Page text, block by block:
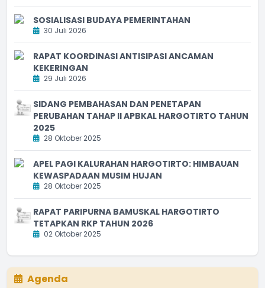
SOSIALISASI BUDAYA PEMERINTAHAN
30 Juli 2026
RAPAT KOORDINASI ANTISIPASI ANCAMAN
KEKERINGAN
29 Juli 2026
SIDANG PEMBAHASAN DAN PENETAPAN
PERUBAHAN TAHAP II APBKAL HARGOTIRTO TAHUN
2025
28 Oktober 2025
APEL PAGI KALURAHAN HARGOTIRTO: HIMBAUAN
KEWASPADAAN MUSIM HUJAN
28 Oktober 2025
RAPAT PARIPURNA BAMUSKAL HARGOTIRTO
TETAPKAN RKP TAHUN 2026
02 Oktober 2025
Agenda